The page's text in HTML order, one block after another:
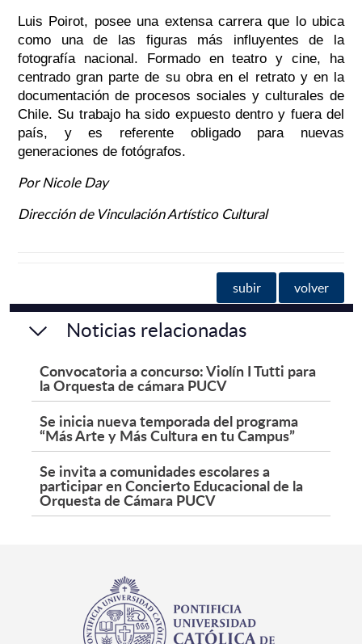
Luis Poirot, posee una extensa carrera que lo ubica
como una de las figuras más influyentes de la
fotografía nacional. Formado en teatro y cine, ha
centrado gran parte de su obra en el retrato y en la
documentación de procesos sociales y culturales de
Chile. Su trabajo ha sido expuesto dentro y fuera del
país, y es referente obligado para nuevas
generaciones de fotógrafos.
Por Nicole Day
Dirección de Vinculación Artístico Cultural
subir volver
Noticias relacionadas
Convocatoria a concurso: Violín I Tutti para
la Orquesta de cámara PUCV
Se inicia nueva temporada del programa
“Más Arte y Más Cultura en tu Campus”
Se invita a comunidades escolares a
participar en Concierto Educacional de la
Orquesta de Cámara PUCV